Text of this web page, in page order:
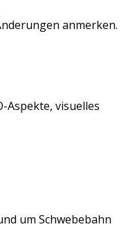
anmerken.
Aspekte, visuelles
um Schwebebahn